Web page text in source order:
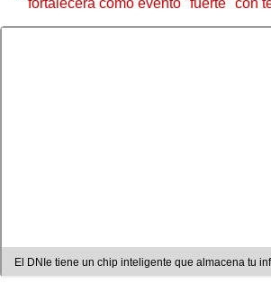
El DNIe tiene un chip inteligente que almacena tu